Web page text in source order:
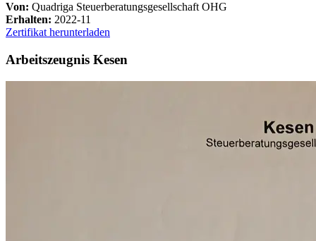
Von: Quadriga Steuerberatungsgesellschaft OHG
Erhalten: 2022-11
Zertifikat herunterladen
Arbeitszeugnis Kesen